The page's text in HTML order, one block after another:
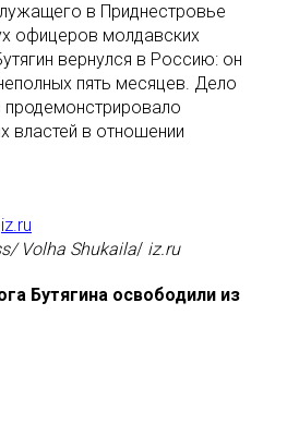
в Приднестровье
офицеров молдавских
вернулся в Россию: он
пять месяцев. Дело
продемонстрировало
властей в отношении
iz.ru
Volha Shukaila/ iz.ru
Бутягина освободили из